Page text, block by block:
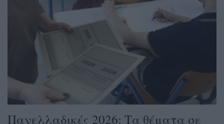
Πανελλαδικές 2026: Τα θέματα σε